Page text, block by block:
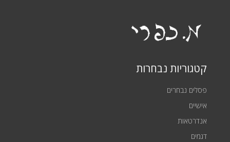
קטגוריות נבחרות
פסלים נבחרים
אישיים
אנדרטאות
דגמים